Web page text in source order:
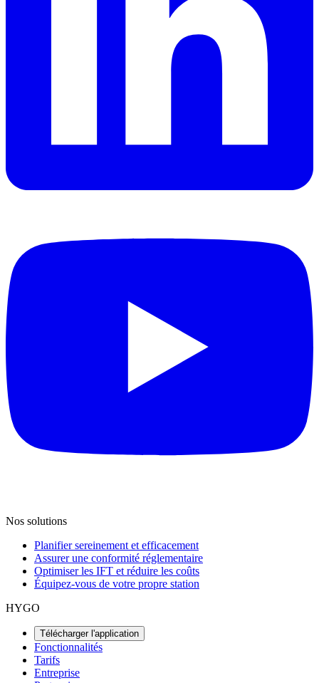
Nos solutions
Planifier sereinement et efficacement
Assurer une conformité réglementaire
Optimiser les IFT et réduire les coûts
Équipez-vous de votre propre station
HYGO
Télécharger l'application
Fonctionnalités
Tarifs
Entreprise